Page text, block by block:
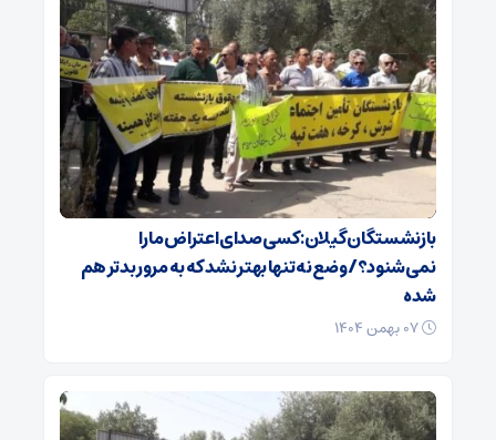
بازنشستگان گیلان: کسی صدای اعتراض ما را
نمی‌شنود؟/ وضع نه تنها بهتر نشد که به مرور بدتر هم
شده